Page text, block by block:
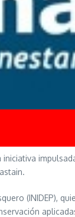
iniciativa
(INIDEP),